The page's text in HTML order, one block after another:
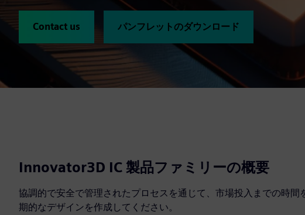
Contact us パンフレットのダウンロード
Innovator3D IC 製品ファミリーの概要
協調的で安全で管理されたプロセスを通じて、市場投入までの時間
期的なデザインを作成してください。